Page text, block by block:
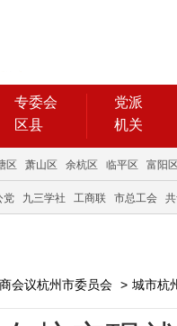
专委会
区县
党派
机关
区 萧山区 余杭区 临平区 富阳
党 九三学社 工商联 市总工会
会议杭州市委员会 > 城市杭